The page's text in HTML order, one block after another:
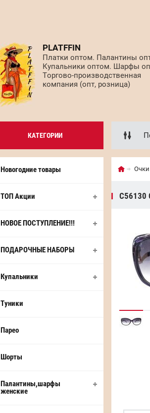
PLATFFIN
Платки оптом. Палантины
Купальники оптом. Шарфы
Торгово-производственная
компания (опт, розница)
КАТЕГОРИИ
Новогодние товары
ТОП Акции
НОВОЕ ПОСТУПЛЕНИЕ!!!
ПОДАРОЧНЫЕ НАБОРЫ
Купальники
Туники
Парео
Шорты
Палантины,шарфы
женские
С56130